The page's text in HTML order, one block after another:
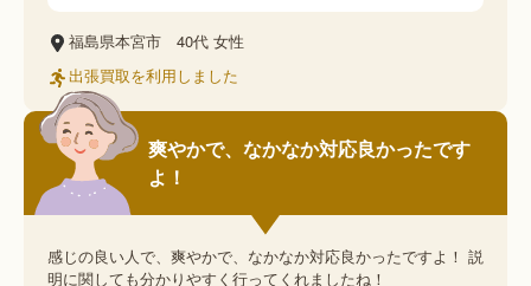
福島県本宮市 40代 女性
出張買取を利用しました
爽やかで、なかなか対応良かったです
よ！
感じの良い人で、爽やかで、なかなか対応良かったですよ！ 説
明に関しても分かりやすく行ってくれましたね！